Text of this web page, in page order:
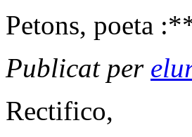
Petons, poeta
Publicat per
Rectifico,